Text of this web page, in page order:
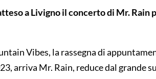
a Livigno il concerto di Mr. Rain
Vibes, la rassegna di
arriva Mr. Rain, reduce dal grande